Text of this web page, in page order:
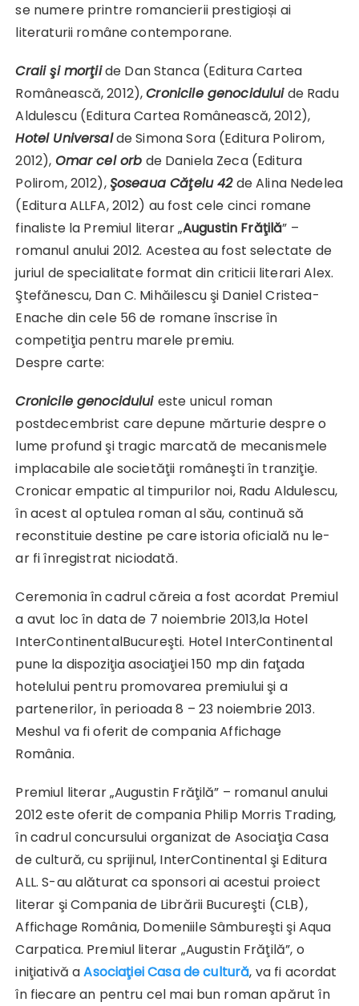
se numere printre romancierii prestigioși ai
literaturii române contemporane.
Craii şi morţiide Dan Stanca (Editura Cartea
Românească, 2012),Cronicile genociduluide Radu
Aldulescu (Editura Cartea Românească, 2012),
Hotel Universalde Simona Sora (Editura Polirom,
2012), Omar cel orb de Daniela Zeca (Editura
Polirom, 2012),Şoseaua Căţelu 42de Alina Nedelea
(Editura ALLFA, 2012) au fost cele cinci romane
finaliste la Premiul literar „Augustin Frăţilă” –
romanul anului 2012. Acestea au fost selectate de
juriul de specialitate format din criticii literari Alex.
Ştefănescu, Dan C. Mihăilescu şi Daniel Cristea-
Enache din cele 56 de romane înscrise în
competiţia pentru marele premiu.
Despre carte:
Cronicile genocidului este unicul roman
postdecembrist care depune mărturie despre o
lume profund şi tragic marcată de mecanismele
implacabile ale societăţii româneşti în tranziţie.
Cronicar empatic al timpurilor noi, Radu Aldulescu,
în acest al optulea roman al său, continuă să
reconstituie destine pe care istoria oficială nu le-
ar fi înregistrat niciodată.
Ceremonia în cadrul căreia a fost acordat Premiul
a avut loc în data de 7 noiembrie 2013,la Hotel
InterContinentalBucureşti. Hotel InterContinental
pune la dispoziţia asociaţiei 150 mp din faţada
hotelului pentru promovarea premiului şi a
partenerilor, în perioada 8 – 23 noiembrie 2013.
Meshul va fi oferit de compania Affichage
România.
Premiul literar „Augustin Frăţilă” – romanul anului
2012 este oferit de compania Philip Morris Trading,
în cadrul concursului organizat de Asociaţia Casa
de cultură, cu sprijinul, InterContinental şi Editura
ALL. S-au alăturat ca sponsori ai acestui proiect
literar şi Compania de Librării Bucureşti (CLB),
Affichage România, Domeniile Sâmbureşti şi Aqua
Carpatica. Premiul literar „Augustin Frăţilă”, o
iniţiativă aAsociaţiei Casa de cultură, va fi acordat
în fiecare an pentru cel mai bun roman apărut în